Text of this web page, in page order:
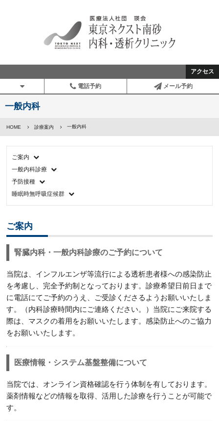
アクセス
電話予約 メール予約
一般内科
HOME 診療案内 一般内科
ご案内
一般内科診療
予防接種
睡眠時無呼吸症候群
ご案内
腎臓内科・一般内科診療のご予約について
当院は、インフルエンザ等流行による透析患者様への感染防止
を考慮し、完全予約制となっております。診療希望日前日まで
に電話にてご予約のうえ、ご受診くださるようお願いいたしま
す。（内科診療時間内にご連絡ください。）当院にご来院する
際は、マスクの着用をお願いいたします。感染防止へのご協力
をお願いいたします。
医療情報・システム基盤整備について
当院では、オンライン資格確認を行う体制を有しております。
薬剤情報などの情報を取得、活用した診療を行うことが可能で
す。